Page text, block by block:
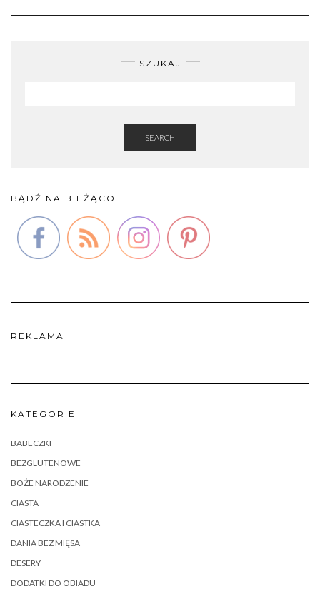
SZUKAJ
SEARCH
BĄDŹ NA BIEŻĄCO
REKLAMA
KATEGORIE
BABECZKI
BEZGLUTENOWE
BOŻE NARODZENIE
CIASTA
CIASTECZKA I CIASTKA
DANIA BEZ MIĘSA
DESERY
DODATKI DO OBIADU